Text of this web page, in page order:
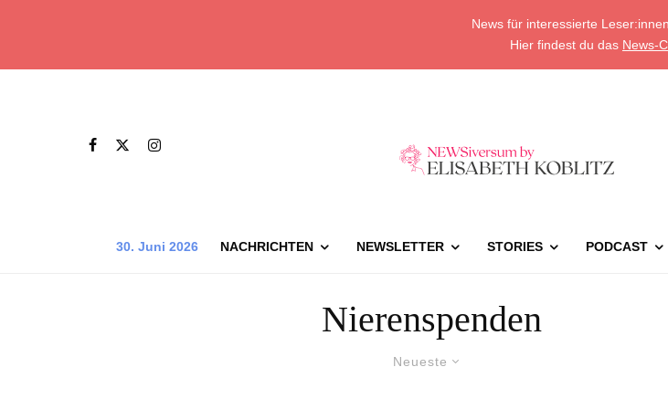
News für interessierte
Hier findest du das News-
30. Juni 2026 NACHRICHTEN NEWSLETTER STORIES PODCAST
Nierenspenden
Neueste